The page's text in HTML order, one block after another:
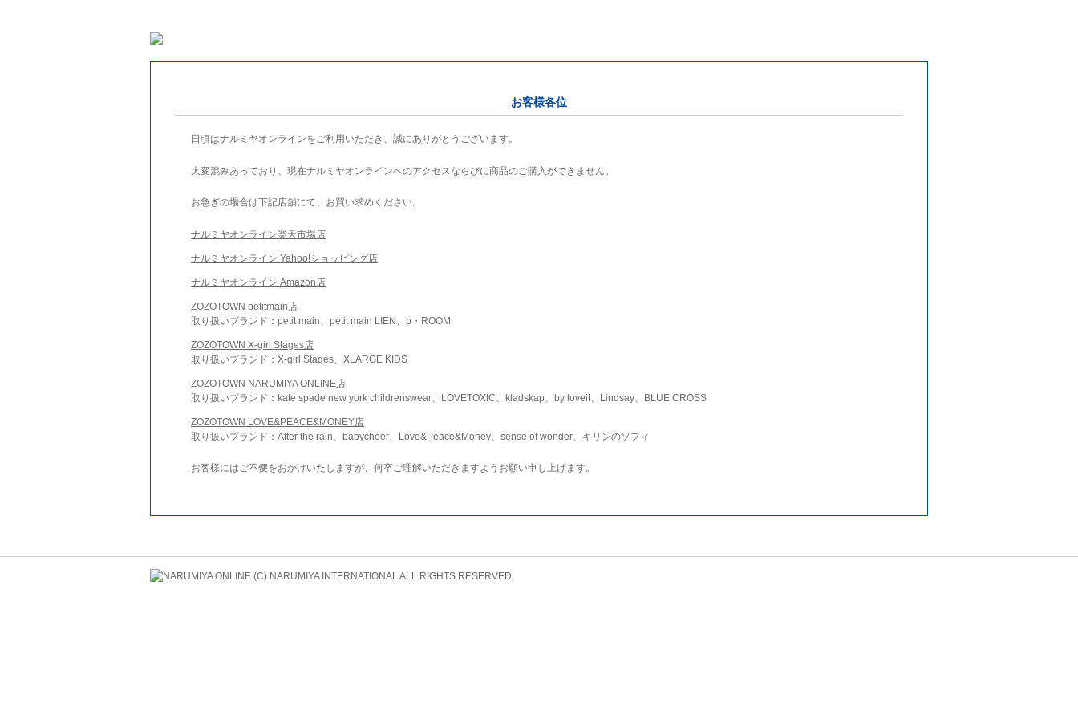
お客様各位
日頃はナルミヤオンラインをご利用いただき、誠にありがとうございます。
大変混みあっており、現在ナルミヤオンラインへのアクセスならびに商品のご購入ができません。
お急ぎの場合は下記店舗にて、お買い求めください。
ナルミヤオンライン楽天市場店
ナルミヤオンライン Yahoo!ショッピング店
ナルミヤオンライン Amazon店
ZOZOTOWN petitmain店
取り扱いブランド：petit main、petit main LIEN、b・ROOM
ZOZOTOWN X-girl Stages店
取り扱いブランド：X-girl Stages、XLARGE KIDS
ZOZOTOWN NARUMIYA ONLINE店
取り扱いブランド：kate spade new york childrenswear、LOVETOXIC、kladskap、by loveit、Lindsay、BLUE CROSS
ZOZOTOWN LOVE&PEACE&MONEY店
取り扱いブランド：After the rain、babycheer、Love&Peace&Money、sense of wonder、キリンのソフィ
お客様にはご不便をおかけいたしますが、何卒ご理解いただきますようお願い申し上げます。